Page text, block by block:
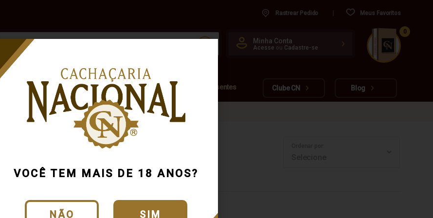
VOCÊ TEM MAIS DE 18 ANOS?
NÃO SIM
Rastrear Pedido Meus Favoritos
Minha Conta
Acesse ou Cadastre-se
www.cachacarianacional.com.br
CUIDADO FRÁGIL
0
Acessórios
Outras
Bebidas
Marcas Presentes Clube CN Blog
R$100 a R$200